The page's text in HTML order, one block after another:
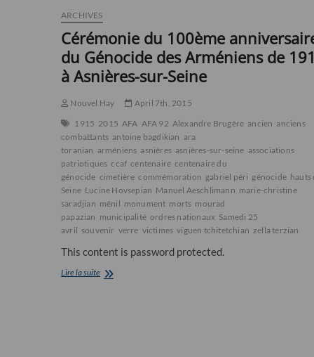
ARCHIVES
Cérémonie du 100ème
du Génocide des Arméniens de
à Asnières-sur-Seine
Nouvel Hay
April 7th, 2015
1915 2015 AFA AFA 92 Alexandre Brugère ancien anciens
combattants antoine bagdikian ara
toranian arméniens asnières asnières-sur-seine associations
patriotiques ccaf centenaire centenaire du
génocide cimetière commémoration gabriel péri génocide hauts
Seine Lucine Hovsepian Manuel Aeschlimann marie-christine
saradjian ménil monument morts mourad
papazian municipalité ordres nationaux Samedi 25
avril souvenir verre victimes viguen tchitetchian zella terzian
This content is password protected.
Lire la suiteCérémonie